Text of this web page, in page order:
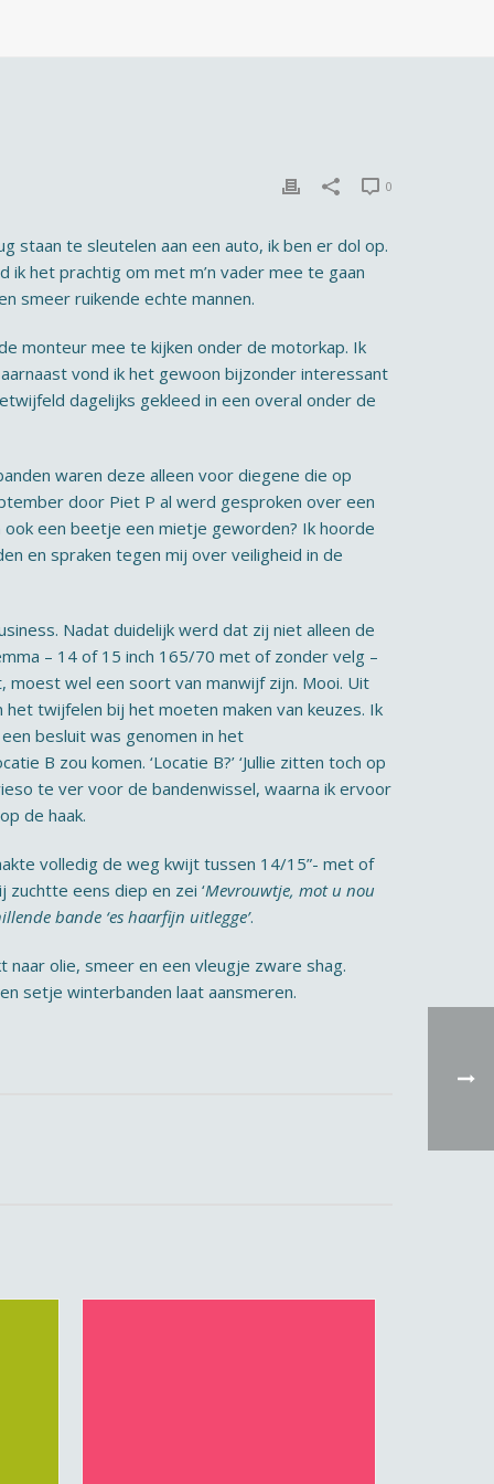
0
staan te sleutelen aan een auto, ik ben er dol op.
het prachtig om met m’n vader mee te gaan
smeer ruikende echte mannen.
monteur mee te kijken onder de motorkap. Ik
vond ik het gewoon bijzonder interessant
dagelijks gekleed in een overal onder de
waren deze alleen voor diegene die op
door Piet P al werd gesproken over een
een beetje een mietje geworden? Ik hoorde
en spraken tegen mij over veiligheid in de
Nadat duidelijk werd dat zij niet alleen de
– 14 of 15 inch 165/70 met of zonder velg –
moest wel een soort van manwijf zijn. Mooi. Uit
twijfelen bij het moeten maken van keuzes. Ik
besluit was genomen in het
B zou komen. ‘Locatie B?’ ‘Jullie zitten toch op
te ver voor de bandenwissel, waarna ik ervoor
de haak.
volledig de weg kwijt tussen 14/15”- met of
eens diep en zei ‘Mevrouwtje, mot u nou
bande ‘es haarfijn uitlegge’.
olie, smeer en een vleugje zware shag.
setje winterbanden laat aansmeren.